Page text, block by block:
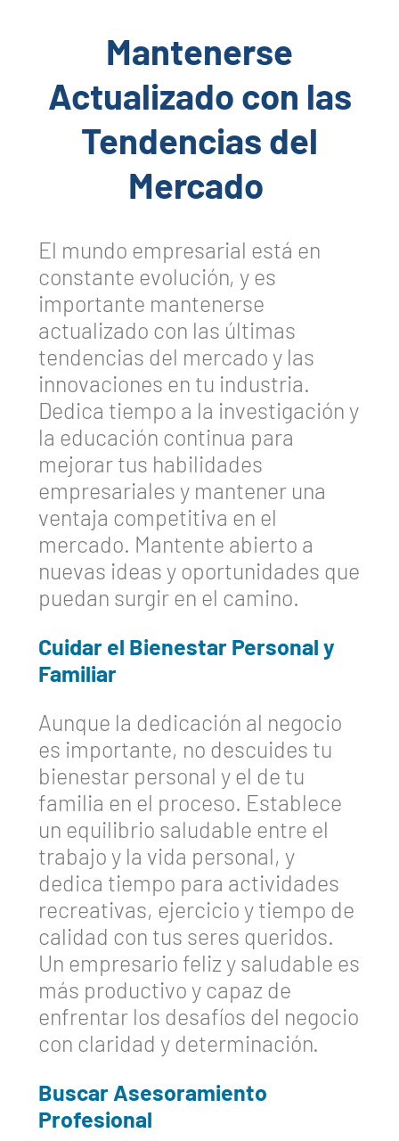
Mantenerse
Actualizado con las
Tendencias del
Mercado
El mundo empresarial está en
constante evolución, y es
importante mantenerse
actualizado con las últimas
tendencias del mercado y las
innovaciones en tu industria.
Dedica tiempo a la investigación y
la educación continua para
mejorar tus habilidades
empresariales y mantener una
ventaja competitiva en el
mercado. Mantente abierto a
nuevas ideas y oportunidades que
puedan surgir en el camino.
Cuidar el Bienestar Personal y
Familiar
Aunque la dedicación al negocio
es importante, no descuides tu
bienestar personal y el de tu
familia en el proceso. Establece
un equilibrio saludable entre el
trabajo y la vida personal, y
dedica tiempo para actividades
recreativas, ejercicio y tiempo de
calidad con tus seres queridos.
Un empresario feliz y saludable es
más productivo y capaz de
enfrentar los desafíos del negocio
con claridad y determinación.
Buscar Asesoramiento
Profesional